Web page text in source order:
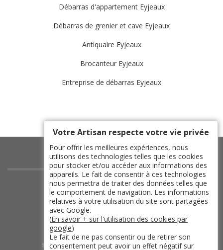
Débarras d'appartement Eyjeaux
Débarras de grenier et cave Eyjeaux
Antiquaire Eyjeaux
Brocanteur Eyjeaux
Entreprise de débarras Eyjeaux
indisponible
indisponible
indisponible
©2019 - 2026 TOUT DROIT RÉSERVÉ -
Votre Artisan respecte votre vie privée
Pour offrir les meilleures expériences, nous
utilisons des technologies telles que les cookies
pour stocker et/ou accéder aux informations des
appareils. Le fait de consentir à ces technologies
nous permettra de traiter des données telles que
le comportement de navigation. Les informations
relatives à votre utilisation du site sont partagées
avec Google.
(En savoir + sur l'utilisation des cookies par
google)
Le fait de ne pas consentir ou de retirer son
consentement peut avoir un effet négatif sur